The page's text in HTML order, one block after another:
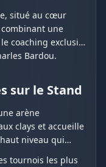
situé au cœur
combinant une
coaching exclusif
Bardou.
sur le Stand
arène
clays et accueille
niveau qui
tournois les plus